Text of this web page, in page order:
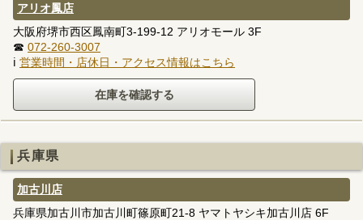
アリオ鳳店
大阪府堺市西区鳳南町3-199-12 アリオモール 3F
☎ 072-260-3007
ℹ 営業時間・店休日・アクセス情報はこちら
兵庫県
加古川店
兵庫県加古川市加古川町篠原町21-8 ヤマトヤシキ加古川店 6F